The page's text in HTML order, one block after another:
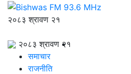
२०८३ श्रावण २१
२०८३ श्रावण २१
समाचार
राजनीति